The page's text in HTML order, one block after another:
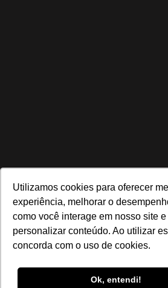
Utilizamos cookies para oferecer
experiência, melhorar o
como você interage em nosso site e
personalizar conteúdo. Ao utilizar
concorda com o uso de cookies.
Ok, entendi!
Navegue no site
Últimas notícias Quem somos E-
Política de privacidade